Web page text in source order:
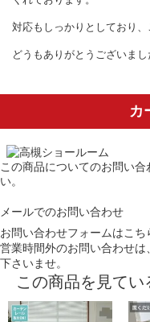
対応もしっかりとしており、
どうもありがとうございまし
カ
この商品についてのお問い合
い。
メールでのお問い合わせ
お問い合わせフォームはこち
営業時間外のお問い合わせ
下さいませ。
この商品を見て